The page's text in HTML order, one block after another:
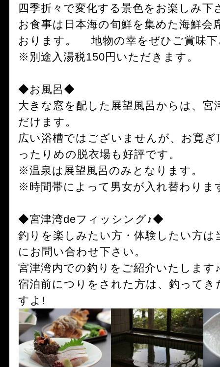
四季折々で変化する景色をお楽しみ下
お食事は日本海の旬鮮を集めた海鮮会
おります。 地物の幸をぜひご賞味下
※別途入湯税150円いただきます。
◆お風呂◆
大きな窓を配した展望風呂からは、宮
だけます。
広い浴槽ではございませんが、お寛
ったりめの脱衣場も好評です。
※温泉は展望風呂のみとなります。
※時間帯によって男女が入れ替わりま
◆宮津湾deフィッシング♪◆
釣りを楽しみたい方・体験したい方は
にお問い合わせ下さい。
宮津湾内での釣りをご紹介いたします
宿泊前につりをされた方は、釣ってき
すよ!